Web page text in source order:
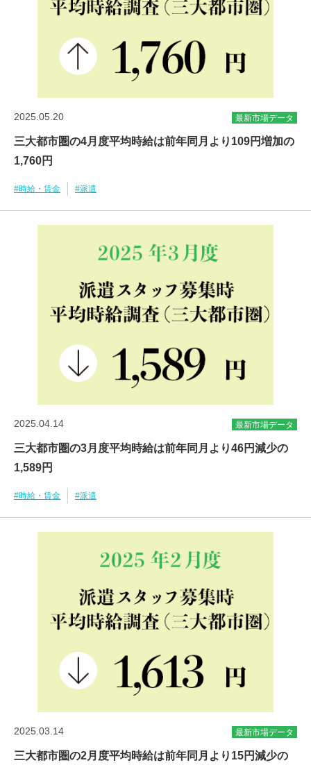
2025.05.20 最新市場データ
三大都市圏の4月度平均時給は前年同月より109円増加の
1,760円
#時給・賃金 #派遣
2025.04.14 最新市場データ
三大都市圏の3月度平均時給は前年同月より46円減少の
1,589円
#時給・賃金 #派遣
2025.03.14 最新市場データ
三大都市圏の2月度平均時給は前年同月より15円減少の